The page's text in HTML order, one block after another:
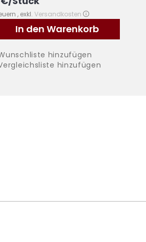
, exkl. Versandkosten
In den Warenkorb
hinzufügen
hinzufügen